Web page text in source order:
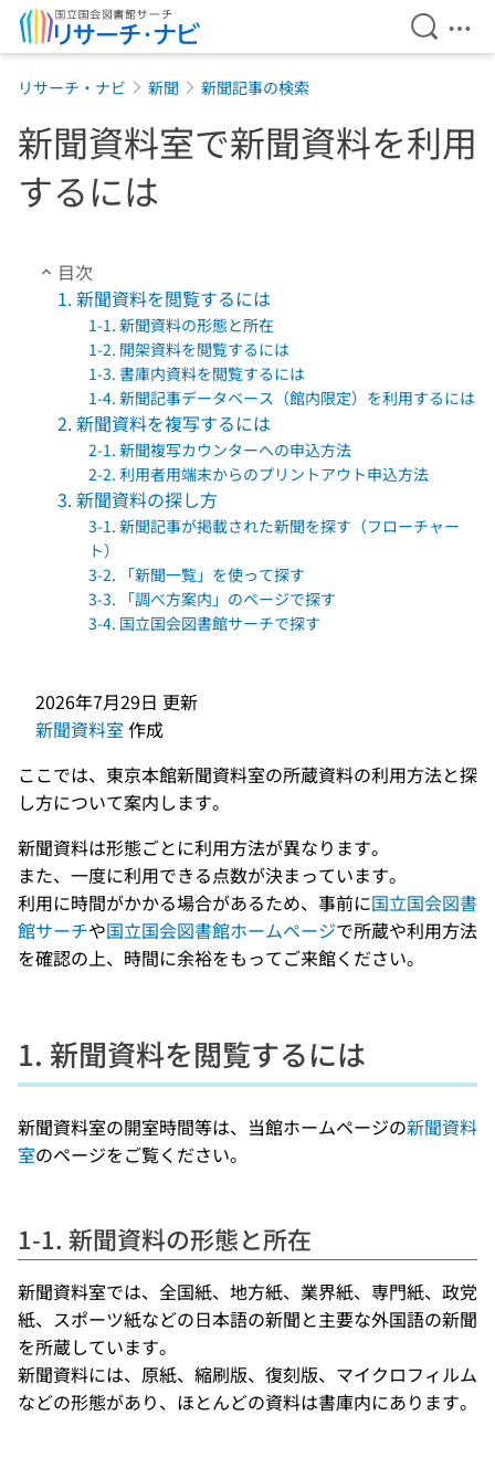
検索を
メ
リサーチ・ナビ 新聞 新聞記事の検索
新聞資料室で新聞資料を利用
するには
目次
1. 新聞資料を閲覧するには
1-1. 新聞資料の形態と所在
1-2. 開架資料を閲覧するには
1-3. 書庫内資料を閲覧するには
1-4. 新聞記事データベース（館内限定）を利用するには
2. 新聞資料を複写するには
2-1. 新聞複写カウンターへの申込方法
2-2. 利用者用端末からのプリントアウト申込方法
3. 新聞資料の探し方
3-1. 新聞記事が掲載された新聞を探す（フローチャー
ト）
3-2. 「新聞一覧」を使って探す
3-3. 「調べ方案内」のページで探す
3-4. 国立国会図書館サーチで探す
2026年7月29日 更新
新聞資料室 作成
ここでは、東京本館新聞資料室の所蔵資料の利用方法と探
し方について案内します。
新聞資料は形態ごとに利用方法が異なります。
また、一度に利用できる点数が決まっています。
利用に時間がかかる場合があるため、事前に国立国会図書
館サーチや国立国会図書館ホームページで所蔵や利用方法
を確認の上、時間に余裕をもってご来館ください。
1. 新聞資料を閲覧するには
新聞資料室の開室時間等は、当館ホームページの新聞資料
室のページをご覧ください。
1-1. 新聞資料の形態と所在
新聞資料室では、全国紙、地方紙、業界紙、専門紙、政党
紙、スポーツ紙などの日本語の新聞と主要な外国語の新聞
を所蔵しています。
新聞資料には、原紙、縮刷版、復刻版、マイクロフィルム
などの形態があり、ほとんどの資料は書庫内にあります。